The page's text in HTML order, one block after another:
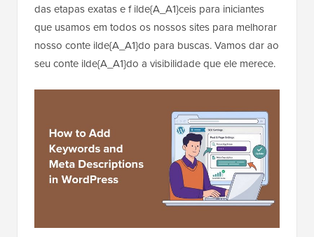
das etapas exatas e f ilde{A_A1}ceis para iniciantes
que usamos em todos os nossos sites para melhorar
nosso conte ilde{A_A1}do para buscas. Vamos dar ao
seu conte ilde{A_A1}do a visibilidade que ele merece.